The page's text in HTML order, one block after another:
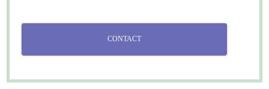
CONTACT